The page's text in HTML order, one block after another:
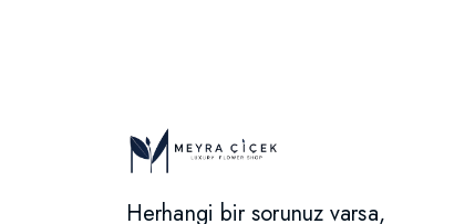
Herhangi bir sorunuz varsa,